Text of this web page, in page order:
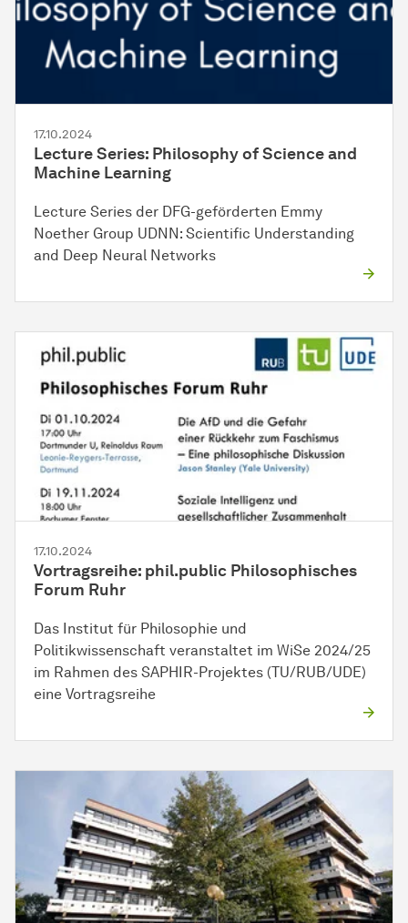
17.10.2024
Lecture Series: Philosophy of Science and
Machine Learning
Lecture Series der DFG-geförderten Emmy
Noether Group UDNN: Scientific Understanding
and Deep Neural Networks
17.10.2024
Vortragsreihe: phil.public Philosophisches
Forum Ruhr
Das Institut für Philosophie und
Politikwissenschaft veranstaltet im WiSe 2024/25
im Rahmen des SAPHIR-Projektes (TU/RUB/UDE)
eine Vortragsreihe